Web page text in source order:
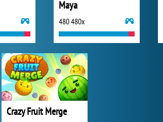
Maya
480 480x
Crazy Fruit Merge